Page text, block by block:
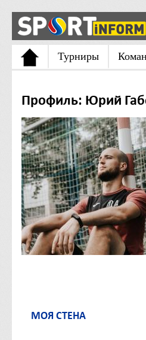
Турниры
Профиль: Юрий
МОЯ СТЕНА